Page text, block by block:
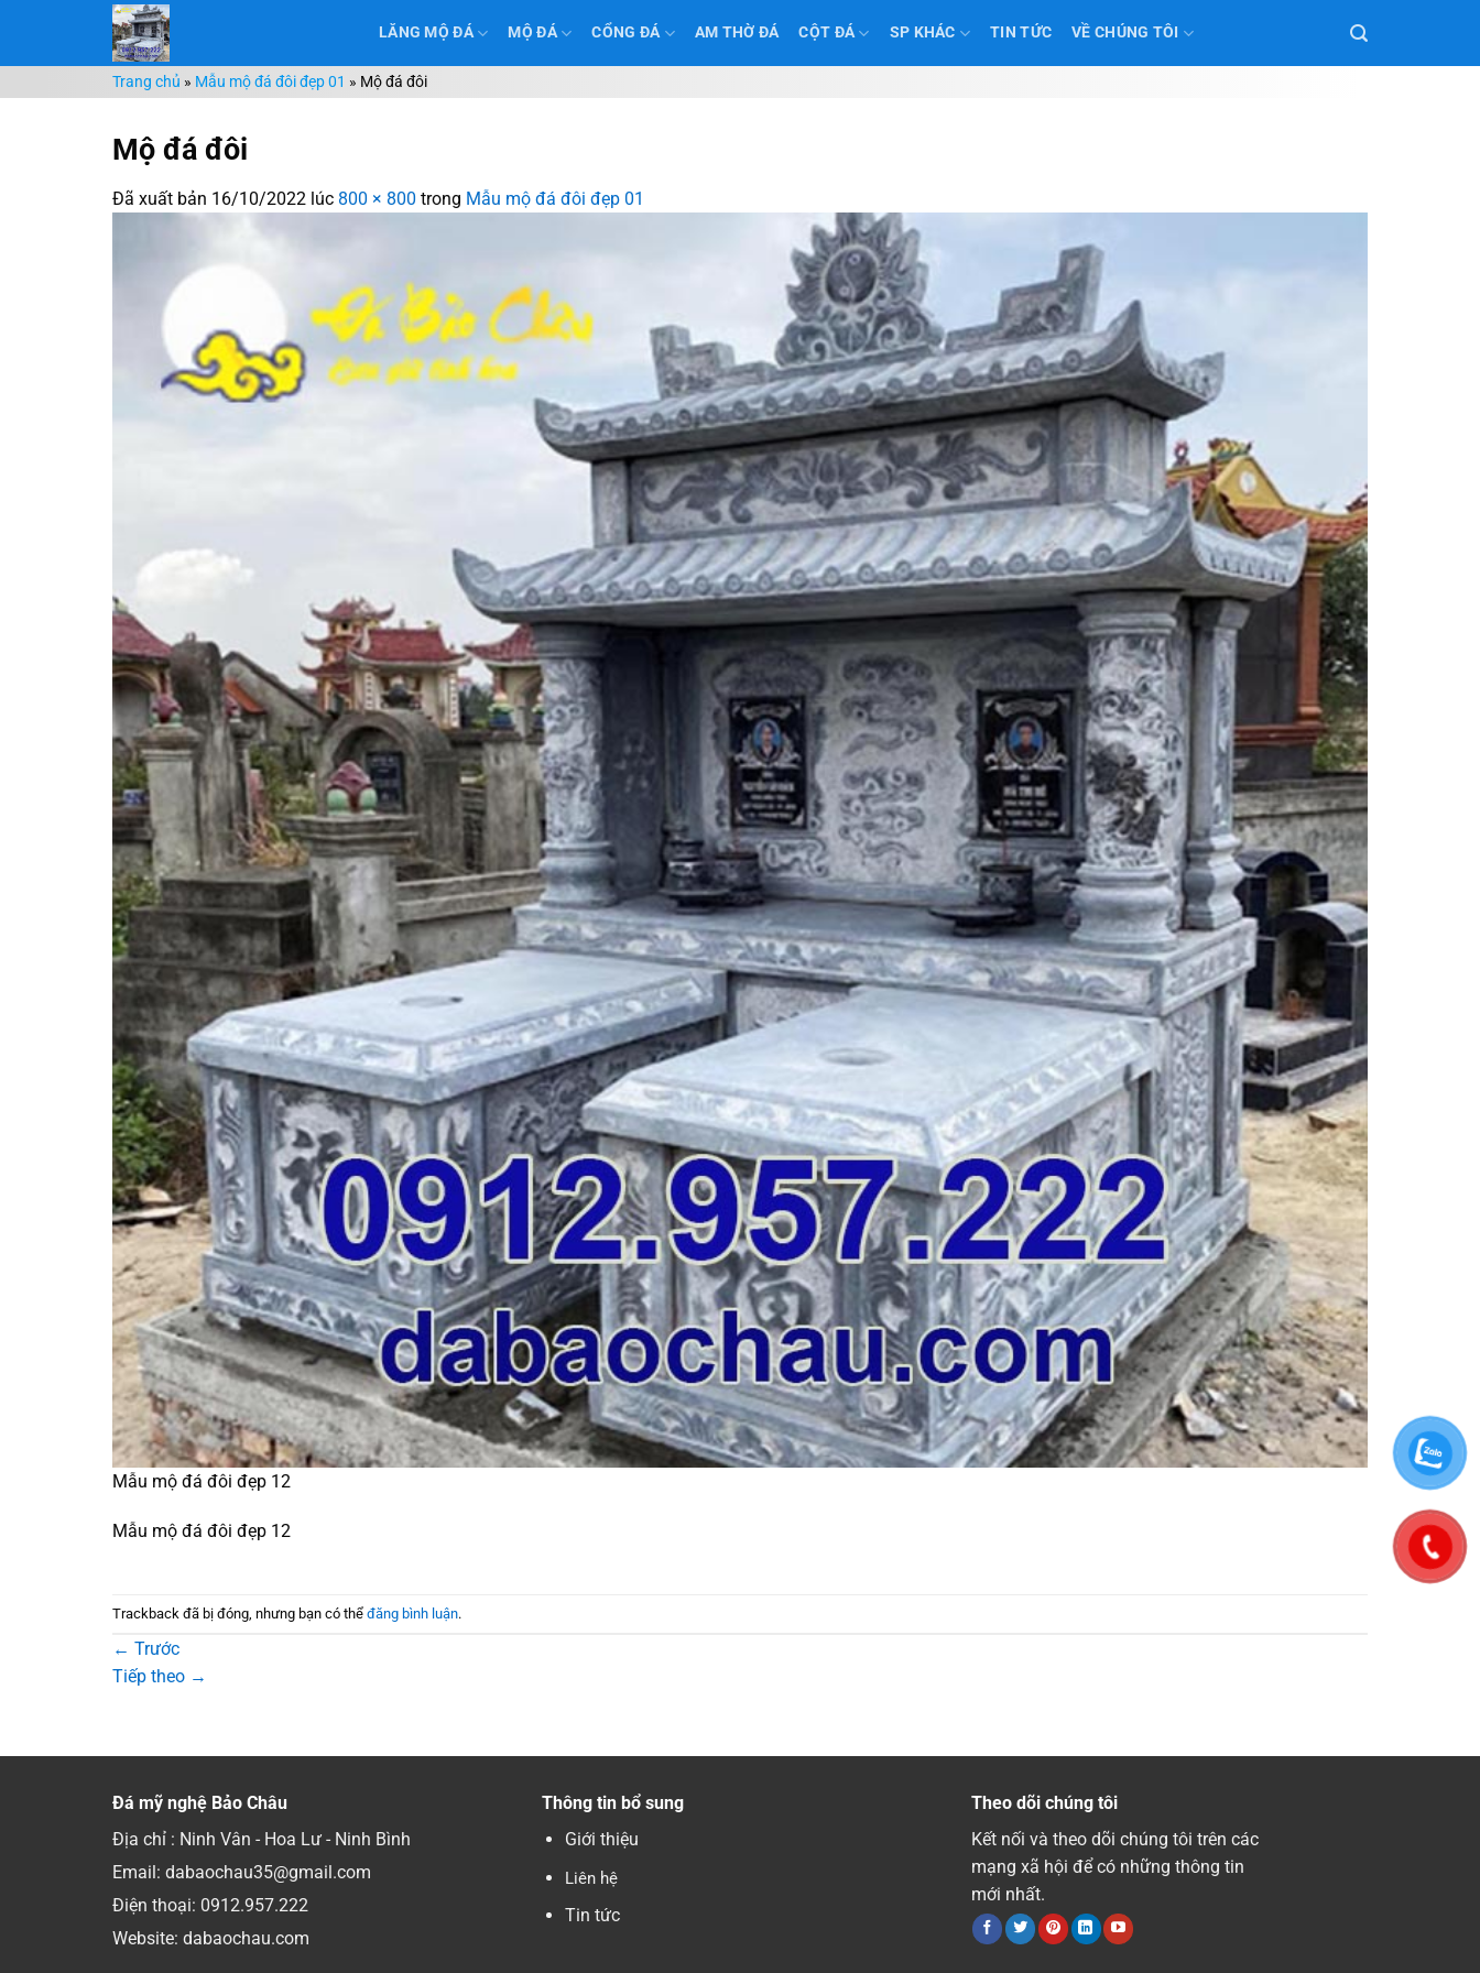
nội
dung
LĂNG MỘ ĐÁ MỘ ĐÁ CỔNG ĐÁ AM THỜ ĐÁ CỘT ĐÁ SP KHÁC TIN TỨC VỀ CHÚNG TÔI
Trang chủ » Mẫu mộ đá đôi đẹp 01 » Mộ đá đôi
Mộ đá đôi
Đã xuất bản 16/10/2022 lúc 800 × 800 trong Mẫu mộ đá đôi đẹp 01
Mẫu mộ đá đôi đẹp 12
Mẫu mộ đá đôi đẹp 12
Trackback đã bị đóng, nhưng bạn có thể đăng bình luận.
← Trước
Tiếp theo →
Đá mỹ nghệ Bảo Châu
Địa chỉ : Ninh Vân - Hoa Lư - Ninh Bình
Email: dabaochau35@gmail.com
Điện thoại: 0912.957.222
Website: dabaochau.com
Thông tin bổ sung
Giới thiệu
Liên hệ
Tin tức
Theo dõi chúng tôi
Kết nối và theo dõi chúng tôi trên các
mạng xã hội để có những thông tin
mới nhất.